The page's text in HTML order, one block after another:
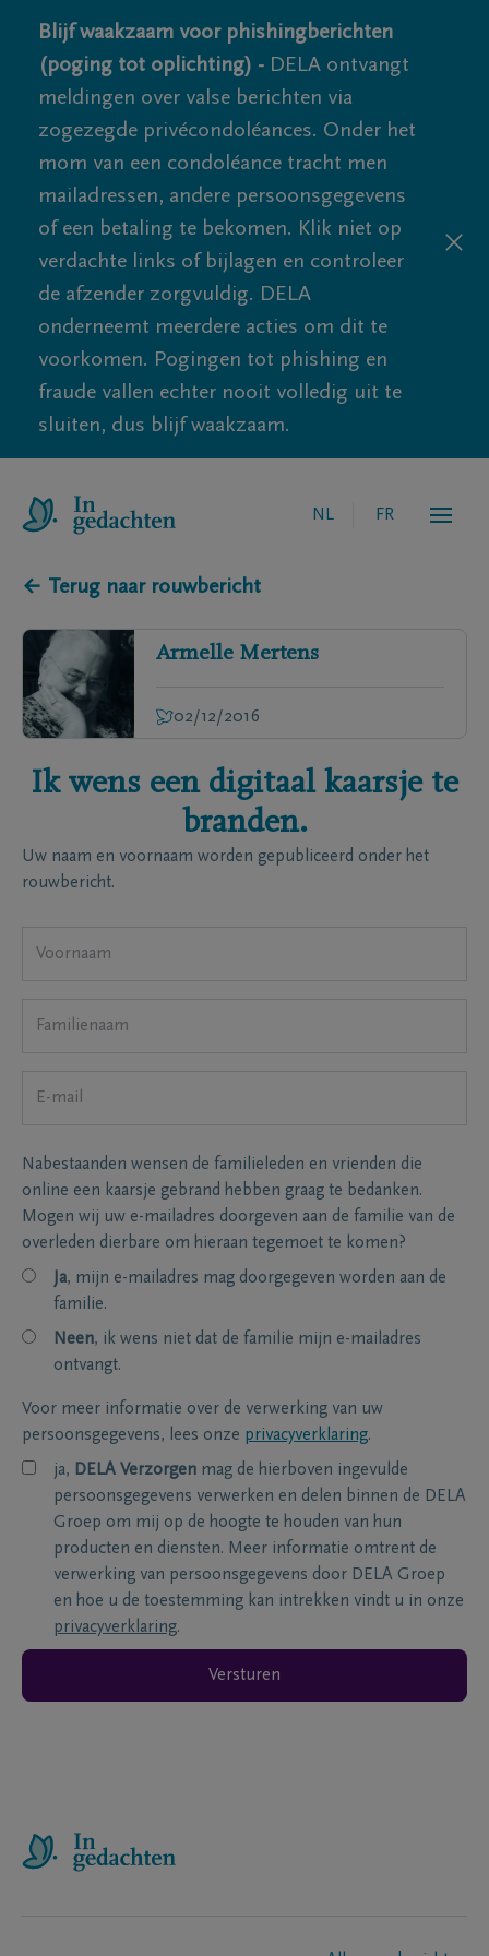
Blijf waakzaam voor phishingberichten
(poging tot oplichting) - DELA ontvangt
meldingen over valse berichten via
zogezegde privécondoléances. Onder het
mom van een condoléance tracht men
mailadressen, andere persoonsgegevens
of een betaling te bekomen. Klik niet op
verdachte links of bijlagen en controleer
de afzender zorgvuldig. DELA
onderneemt meerdere acties om dit te
voorkomen. Pogingen tot phishing en
fraude vallen echter nooit volledig uit te
sluiten, dus blijf waakzaam.
NL FR
← Terug naar rouwbericht
Armelle Mertens
02/12/2016
Ik wens een digitaal kaarsje te
branden.
Uw naam en voornaam worden gepubliceerd onder het
rouwbericht.
Nabestaanden wensen de familieleden en vrienden die
online een kaarsje gebrand hebben graag te bedanken.
Mogen wij uw e-mailadres doorgeven aan de familie van de
overleden dierbare om hieraan tegemoet te komen?
Ja, mijn e-mailadres mag doorgegeven worden aan de
familie.
Neen, ik wens niet dat de familie mijn e-mailadres
ontvangt.
Voor meer informatie over de verwerking van uw
persoonsgegevens, lees onze privacyverklaring.
ja, DELA Verzorgen mag de hierboven ingevulde
persoonsgegevens verwerken en delen binnen de DELA
Groep om mij op de hoogte te houden van hun
producten en diensten. Meer informatie omtrent de
verwerking van persoonsgegevens door DELA Groep
en hoe u de toestemming kan intrekken vindt u in onze
privacyverklaring.
Versturen